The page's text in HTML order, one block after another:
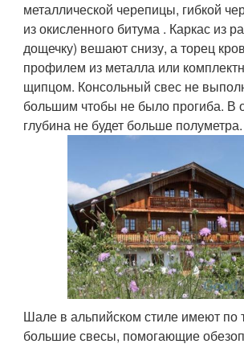
металлической черепицы, гибкой
из окисленного битума . Каркас из
дощечку) вешают снизу, а торец
профилем из металла или
щипцом. Консольный свес не
большим чтобы не было прогиба. В
глубина не будет больше полуметра.
Шале в альпийском стиле имеют по
большие свесы, помогающие